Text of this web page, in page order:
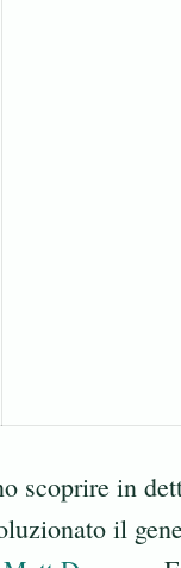
scoprire in
il